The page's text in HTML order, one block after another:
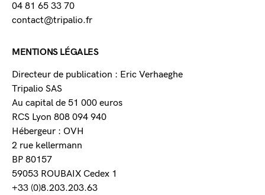
04 81 65 33 70
contact@tripalio.fr
MENTIONS LÉGALES
Directeur de publication : Eric Verhaeghe
Tripalio SAS
Au capital de 51 000 euros
RCS Lyon 808 094 940
Hébergeur : OVH
2 rue kellermann
BP 80157
59053 ROUBAIX Cedex 1
+33 (0)8.203.203.63